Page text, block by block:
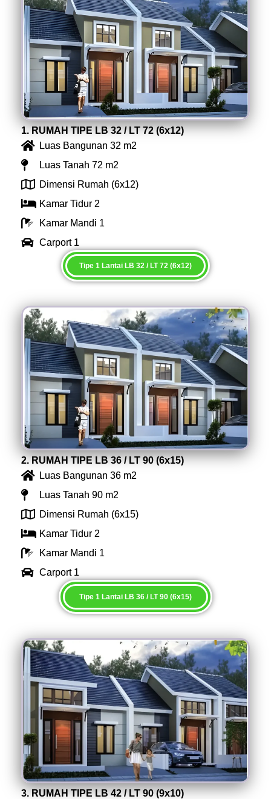
1. RUMAH TIPE LB 32 / LT 72 (6x12)
Luas Bangunan 32 m2
Luas Tanah 72 m2
Dimensi Rumah (6x12)
Kamar Tidur 2
Kamar Mandi 1
Carport 1
Tipe 1 Lantai LB 32 / LT 72 (6x12)
2. RUMAH TIPE LB 36 / LT 90 (6x15)
Luas Bangunan 36 m2
Luas Tanah 90 m2
Dimensi Rumah (6x15)
Kamar Tidur 2
Kamar Mandi 1
Carport 1
Tipe 1 Lantai LB 36 / LT 90 (6x15)
3. RUMAH TIPE LB 42 / LT 90 (9x10)